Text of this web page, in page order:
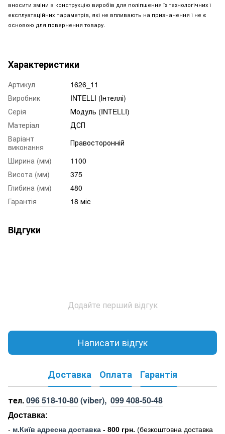
вносити зміни в конструкцію виробів для поліпшення їх технологічних і
експлуатаційних параметрів, які не впливають на призначення і не є
основою для повернення товару.
Характеристики
Артикул
1626_11
Виробник
INTELLI (Інтеллі)
Серія
Модуль (INTELLI)
Матеріал
ДСП
Варіант
виконання
Правосторонній
Ширина (мм)
1100
Висота (мм)
375
Глибина (мм)
480
Гарантія
18 міс
Відгуки
Додайте перший відгук
Написати відгук
Доставка Оплата Гарантія
тел.096 518-10-80(viber), 099 408-50-48
Доставка:
- м.Київ адресна доставка - 800 грн. (безкоштовна доставка